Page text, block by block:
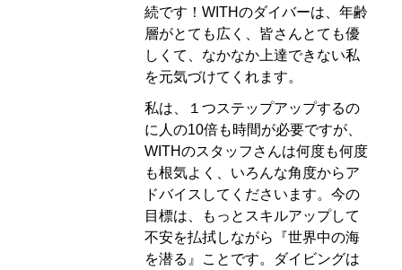
続です！WITHのダイバーは、年齢
層がとても広く、皆さんとても優
しくて、なかなか上達できない私
を元気づけてくれます。
私は、１つステップアップするの
に人の10倍も時間が必要ですが、
WITHのスタッフさんは何度も何度
も根気よく、いろんな角度からア
ドバイスしてくださいます。今の
目標は、もっとスキルアップして
不安を払拭しながら『世界中の海
を潜る』ことです。ダイビングは